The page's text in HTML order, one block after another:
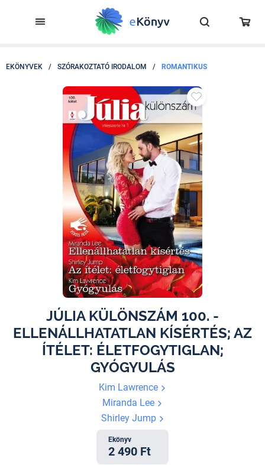
EKÖNYVEK / SZÓRAKOZTATÓ IRODALOM / ROMANTIKUS
JÚLIA KÜLÖNSZÁM 100. -
ELLENÁLLHATATLAN KÍSÉRTÉS; AZ
ÍTÉLET: ÉLETFOGYTIGLAN;
GYÓGYULÁS
Kim Lawrence
Miranda Lee
Shirley Jump
Ekönyv
2 490 Ft